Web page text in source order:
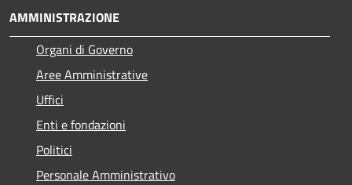
AMMINISTRAZIONE
Organi di Governo
Aree Amministrative
Uffici
Enti e fondazioni
Politici
Personale Amministrativo